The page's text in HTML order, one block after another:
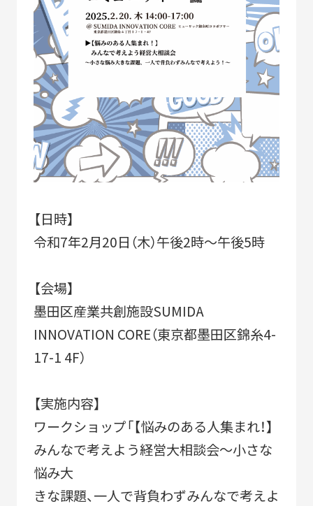
KEYWORDS
フラッグシップ商品開発 ものづくり
デザイナー コラボレーション
グッドデザイン賞 すみだ3M運動
フロンティアすみだ塾
クラウドファンディング
ベストオブすみだモダン
CERTIFICATION
【日時】
令和7年2月20日（木）午後2時～午後5時
【会場】
墨田区産業共創施設SUMIDA
INNOVATION CORE（東京都墨田区錦糸4-
17-1 4F）
【実施内容】
ワークショップ「【悩みのある人集まれ！】
みんなで考えよう経営大相談会～小さな
悩み大
きな課題、一人で背負わずみんなで考えよ